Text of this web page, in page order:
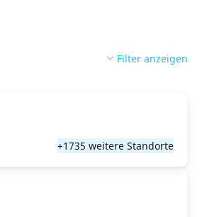
Filter anzeigen
+1735 weitere Standorte